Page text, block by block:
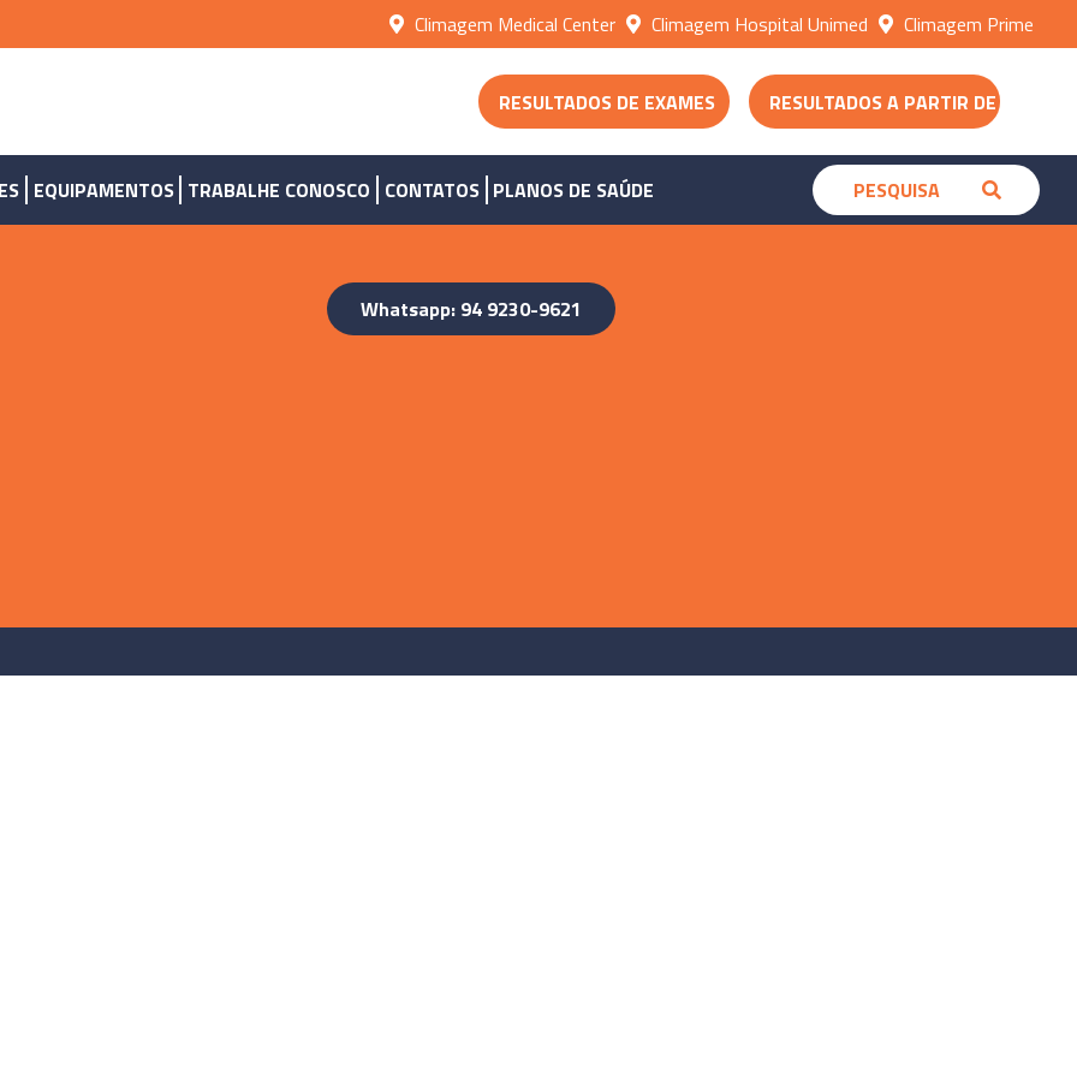
Climagem Medical Center Climagem Hospital Unimed Climagem Prime
RESULTADOS DE EXAMES RESULTADOS A PARTIR DE 30/06
EQUIPAMENTOS TRABALHE CONOSCO CONTATOS PLANOS DE SAÚDE
Whatsapp: 94 9230-9621